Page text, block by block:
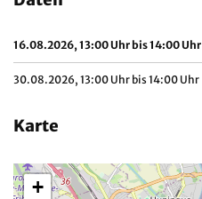
16.08.2026, 13:00 Uhr bis 14:00 Uhr
30.08.2026, 13:00 Uhr bis 14:00 Uhr
Karte
+